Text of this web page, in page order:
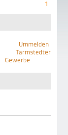
1
Ummelden
Tarmstedter
Gewerbe